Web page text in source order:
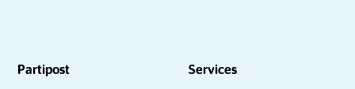
Partipost Services